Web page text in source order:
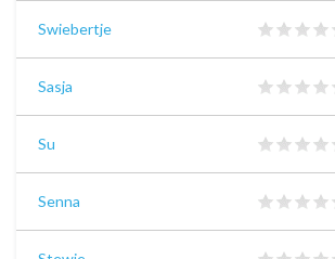
Swiebertje
Sasja
Su
Senna